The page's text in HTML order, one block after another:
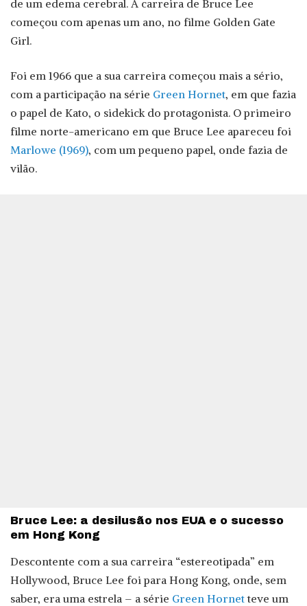
de um edema cerebral. A carreira de Bruce Lee
começou com apenas um ano, no filme Golden Gate
Girl.
Foi em 1966 que a sua carreira começou mais a sério,
com a participação na série Green Hornet, em que fazia
o papel de Kato, o sidekick do protagonista. O primeiro
filme norte-americano em que Bruce Lee apareceu foi
Marlowe (1969), com um pequeno papel, onde fazia de
vilão.
Bruce Lee: a desilusão nos EUA e o sucesso
em Hong Kong
Descontente com a sua carreira “estereotipada” em
Hollywood, Bruce Lee foi para Hong Kong, onde, sem
saber, era uma estrela – a série Green Hornetteve um